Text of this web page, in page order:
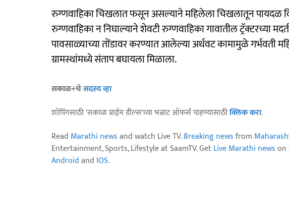
रुग्णवाहिका चिखलात फसून असल्याने महिलेला चिखलातून पायदळ
रुग्णवाहिका न निघाल्याने शेवटी रुग्णवाहिका गावातील ट्रॅक्टरच्या
पावसाळ्याच्या तोंडावर करण्यात आलेल्या अर्धवट कामामुळे गर्भवती
ग्रामस्थांमध्ये संताप बघायला मिळाला.
सकाळ+चेसदस्य व्हा
शॉपिंगसाठी 'सकाळ प्राईम डील्स'च्या भन्नाट ऑफर्स पाहण्यासाठीक्लिक करा.
Read Marathi newsand watch Live TV.Breaking newsfrom
Entertainment, Sports, Lifestyle at SaamTV. GetLive Marathi newson
Androidand IOS.